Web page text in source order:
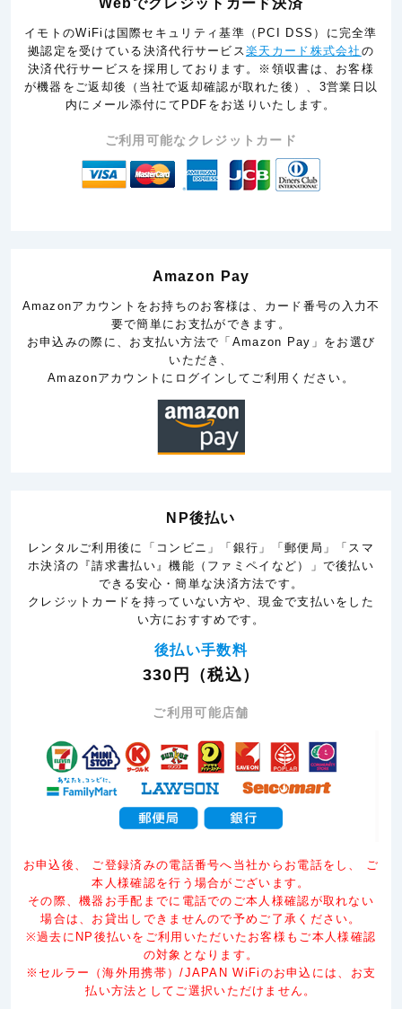
イモトのWiFiは国際セキュリティ基準（PCI DSS）に完全準
拠認定を受けている決済代行サービス楽天カード株式会社 の
決済代行サービスを採用しております。※領収書は、お客様
が機器をご返却後（当社で返却確認が取れた後）、3営業日以
内にメール添付にてPDFをお送りいたします。
ご利用可能なクレジットカード
Amazon Pay
Amazonアカウントをお持ちのお客様は、カード番号の入力不
要で簡単にお支払ができます。
お申込みの際に、お支払い方法で「Amazon Pay」をお選び
いただき、
Amazonアカウントにログインしてご利用ください。
NP後払い
レンタルご利用後に「コンビニ」「銀行」「郵便局」「スマ
ホ決済の『請求書払い』機能（ファミペイなど）」で後払い
できる安心・簡単な決済方法です。
クレジットカードを持っていない方や、現金で支払いをした
い方におすすめです。
後払い手数料
330円（税込）
ご利用可能店舗
お申込後、 ご登録済みの電話番号へ当社からお電話をし、 ご
本人様確認を行う場合がございます。
その際、機器お手配までに電話でのご本人様確認が取れない
場合は、お貸出しできませんので予めご了承ください。
※過去にNP後払いをご利用いただいたお客様もご本人様確認
の対象となります。
※セルラー（海外用携帯）/JAPAN WiFiのお申込には、お支
払い方法としてご選択いただけません。